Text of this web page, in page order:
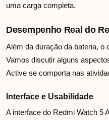
uma carga completa.
Desempenho Real do
Além da duração da bateria, o
Vamos discutir alguns
Active se comporta nas
Interface e Usabilidade
A interface do Redmi Watch 5